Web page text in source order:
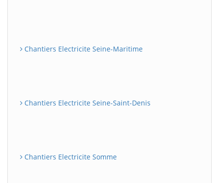
Chantiers Electricite Seine-Maritime
Chantiers Electricite Seine-Saint-Denis
Chantiers Electricite Somme